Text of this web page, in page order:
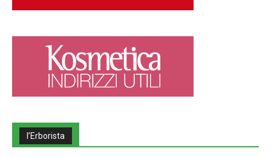
l’Erborista